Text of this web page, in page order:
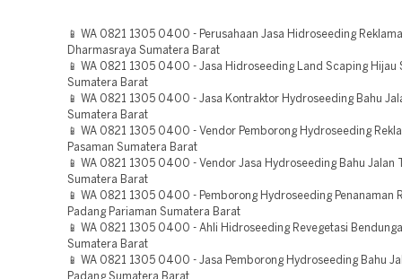
📱 WA 0821 1305 0400 - Perusahaan Jasa Hidroseeding
Dharmasraya Sumatera Barat
📱 WA 0821 1305 0400 - Jasa Hidroseeding Land Scaping Hijau
Sumatera Barat
📱 WA 0821 1305 0400 - Jasa Kontraktor Hydroseeding Bahu
Sumatera Barat
📱 WA 0821 1305 0400 - Vendor Pemborong Hydroseeding
Pasaman Sumatera Barat
📱 WA 0821 1305 0400 - Vendor Jasa Hydroseeding Bahu Jalan
Sumatera Barat
📱 WA 0821 1305 0400 - Pemborong Hydroseeding Penanaman
Padang Pariaman Sumatera Barat
📱 WA 0821 1305 0400 - Ahli Hidroseeding Revegetasi
Sumatera Barat
📱 WA 0821 1305 0400 - Jasa Pemborong Hydroseeding Bahu
Padang Sumatera Barat